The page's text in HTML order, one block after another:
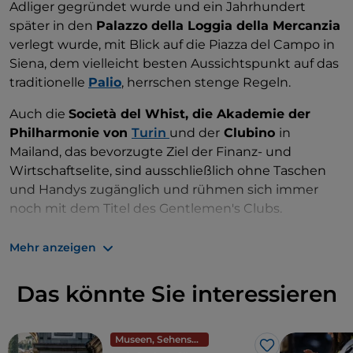
Hier bieten Sport-, Kultur- und Freizeitaktivitäten
den Mitgliedern ein Höchstmaß an Unterhaltung.
Das Restaurant des Clubs ist natürlich auch für seine
Küche bekannt, aber auch für seine spektakuläre
Adliger gegründet wurde und ein Jahrhundert
später in den Palazzo della Loggia della Mercanzia
verlegt wurde, mit Blick auf die Piazza del Campo in
Siena, dem vielleicht besten Aussichtspunkt auf das
traditionelle Palio, herrschen stenge Regeln.
Auch die Società del Whist, die Akademie der
Philharmonie von Turin und der Clubino in
Mailand, das bevorzugte Ziel der Finanz- und
Wirtschaftselite, sind ausschließlich ohne Taschen
und Handys zugänglich und rühmen sich immer
noch mit dem Titel des Gentlemen's Clubs.
Verboten sind Telefone auch im 1893 gegründeten
Jachtclub der Ruderer) in
Neapel
, nicht weit von der
Eierfestung(Castel dell'Ovo) entfernt, der noch
hat und in dem nach einer ungeschriebenen Regel
Mehr anzeigen
Das könnte Sie interessieren
Museen, Sehenswürdigkeiten und Denkmäler